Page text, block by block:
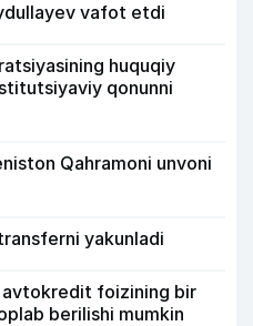
vafot etdi
huquqiy
qonunni
Qahramoni unvoni
yakunladi
foizining bir
berilishi mumkin